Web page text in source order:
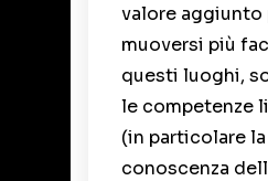
valore aggiunto
muoversi più
questi luoghi,
le competenze
(in particolare la
conoscenza